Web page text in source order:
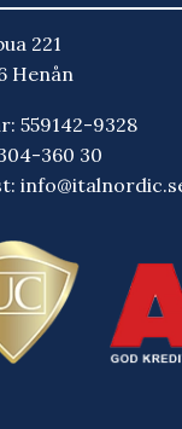
221
Henån
559142-9328
360 30